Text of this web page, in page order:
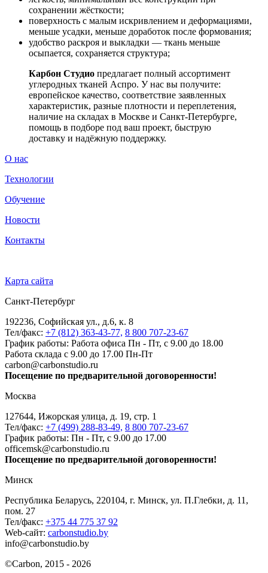
сохранении жёсткости;
поверхность с малым искривлением и деформациями,
меньше усадки, меньше доработок после формования;
удобство раскроя и выкладки — ткань меньше
осыпается, сохраняется структура;
Карбон Студио предлагает полный ассортимент
углеродных тканей Аспро. У нас вы получите:
европейское качество, соответствие заявленных
характеристик, разные плотности и переплетения,
наличие на складах в Москве и Санкт-Петербурге,
помощь в подборе под ваш проект, быструю
доставку и надёжную поддержку.
О нас
Технологии
Обучение
Новости
Контакты
Карта сайта
Санкт-Петербург
192236, Софийская ул., д.6, к. 8
Тел/факс: +7 (812) 363-43-77, 8 800 707-23-67
График работы: Работа офиса Пн - Пт, с 9.00 до 18.00
Работа склада с 9.00 до 17.00 Пн-Пт
carbon@carbonstudio.ru
Посещение по предварительной договоренности!
Москва
127644, Ижорская улица, д. 19, стр. 1
Тел/факс: +7 (499) 288-83-49, 8 800 707-23-67
График работы: Пн - Пт, с 9.00 до 17.00
officemsk@carbonstudio.ru
Посещение по предварительной договоренности!
Минск
Республика Беларусь, 220104, г. Минск, ул. П.Глебки, д. 11,
пом. 27
Тел/факс: +375 44 775 37 92
Web-сайт: carbonstudio.by
info@carbonstudio.by
©Carbon, 2015 - 2026